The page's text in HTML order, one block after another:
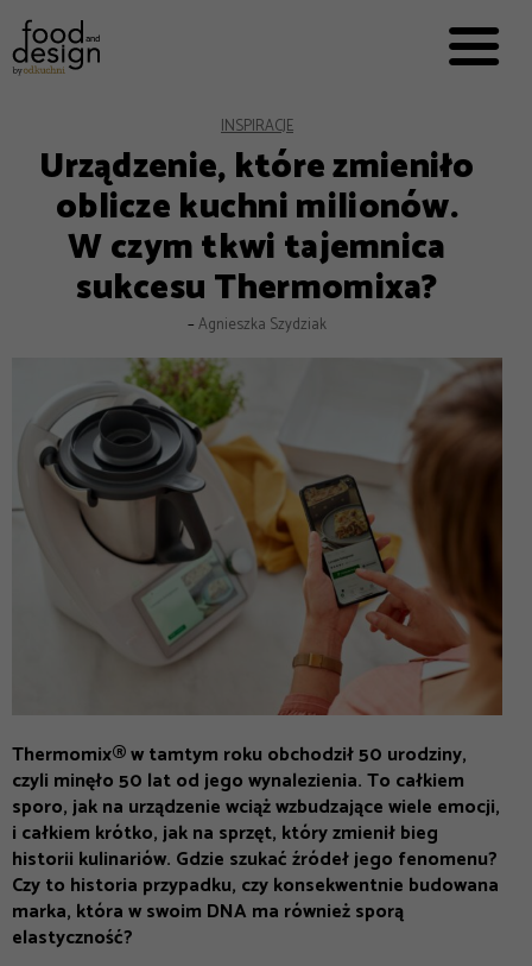


EKSPERCI
FOOD WORKING
E-BOOKI
O NAS
REKLAMA
INSPIRACJE
Urządzenie, które zmieniło
oblicze kuchni milionów.
W czym tkwi tajemnica
sukcesu Thermomixa?
–Agnieszka Szydziak
Thermomix® w tamtym roku obchodził 50 urodziny,
czyli minęło 50 lat od jego wynalezienia. To całkiem
sporo, jak na urządzenie wciąż wzbudzające wiele emocji,
i całkiem krótko, jak na sprzęt, który zmienił bieg
historii kulinariów. Gdzie szukać źródeł jego fenomenu?
Czy to historia przypadku, czy konsekwentnie budowana
marka, która w swoim DNA ma również sporą
elastyczność?